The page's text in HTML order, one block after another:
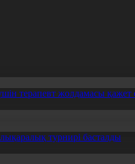
терапевт жолдамасы қажет
турнирі басталды